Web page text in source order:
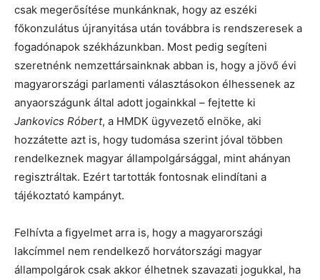
csak megerősítése munkánknak, hogy az eszéki
főkonzulátus újranyitása után továbbra is rendszeresek a
fogadónapok székházunkban. Most pedig segíteni
szeretnénk nemzettársainknak abban is, hogy a jövő évi
magyarországi parlamenti választásokon élhessenek az
anyaországunk által adott jogainkkal – fejtette ki
Jankovics Róbert, a HMDK ügyvezető elnöke, aki
hozzátette azt is, hogy tudomása szerint jóval többen
rendelkeznek magyar állampolgársággal, mint ahányan
regisztráltak. Ezért tartották fontosnak elindítani a
tájékoztató kampányt.
Felhívta a figyelmet arra is, hogy a magyarországi
lakcímmel nem rendelkező horvátországi magyar
állampolgárok csak akkor élhetnek szavazati jogukkal, ha